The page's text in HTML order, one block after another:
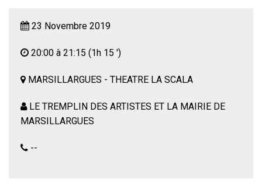
23 Novembre 2019
20:00 à 21:15 (1h 15 ')
MARSILLARGUES - THEATRE LA SCALA
LE TREMPLIN DES ARTISTES ET LA MAIRIE DE
MARSILLARGUES
--